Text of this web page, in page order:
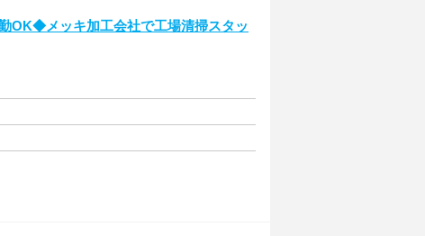
OK◆メッキ加工会社で工場清掃スタッ